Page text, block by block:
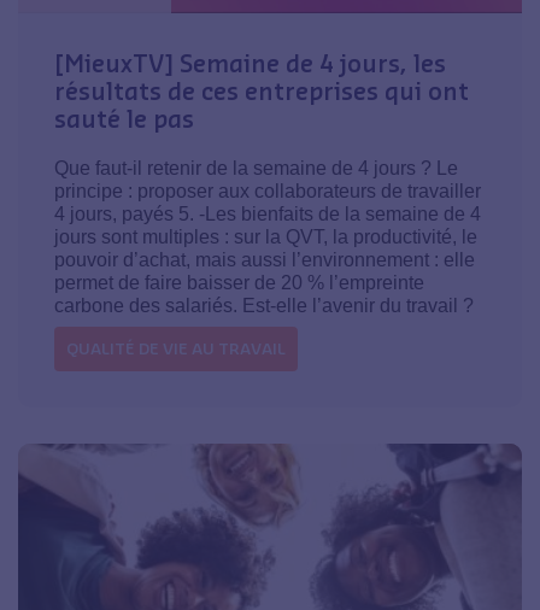
[MieuxTV] Semaine de 4 jours, les
résultats de ces entreprises qui ont
sauté le pas
Que faut-il retenir de la semaine de 4 jours ? Le
principe : proposer aux collaborateurs de travailler
4 jours, payés 5. -Les bienfaits de la semaine de 4
jours sont multiples : sur la QVT, la productivité, le
pouvoir d’achat, mais aussi l’environnement : elle
permet de faire baisser de 20 % l’empreinte
carbone des salariés. Est-elle l’avenir du travail ?
QUALITÉ DE VIE AU TRAVAIL